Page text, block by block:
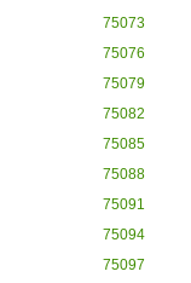
75073
75076
75079
75082
75085
75088
75091
75094
75097